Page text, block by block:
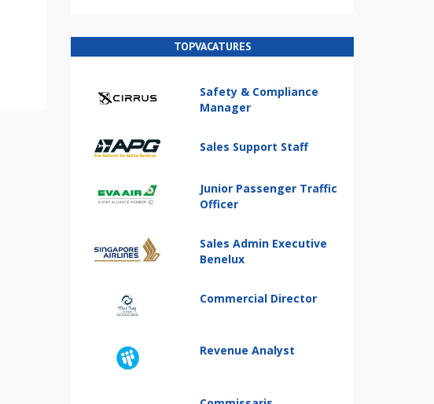
TOPVACATURES
Safety & Compliance
Manager
Sales Support Staff
Junior Passenger Traffic
Officer
Sales Admin Executive
Benelux
Commercial Director
Revenue Analyst